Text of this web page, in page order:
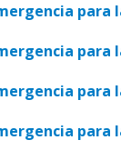
para
para
para
para